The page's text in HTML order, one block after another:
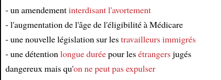
Article
- un amendementinterdisant l'avortement
- l'augmentation de l'âge de l'éligibilité à Médicare
- une nouvelle législation sur lestravailleurs immigrés
- une détentionlongue duréepour lesétrangersjugés
dangereux mais qu'on ne peut pas expulser